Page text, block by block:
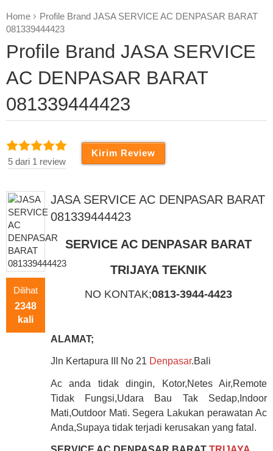
Home
Profile Brand JASA SERVICE AC DENPASAR BARAT
081339444423
Profile Brand JASA SERVICE
AC DENPASAR BARAT
081339444423
5 dari 1 review
Dilihat
2348
kali
JASA SERVICE AC DENPASAR BARAT
081339444423
SERVICE AC DENPASAR BARAT
TRIJAYA TEKNIK
NO KONTAK;0813-3944-4423
ALAMAT;
Jln Kertapura III No 21 Denpasar.Bali
Ac anda tidak dingin, Kotor,Netes Air,Remote
Tidak Fungsi,Udara Bau Tak Sedap,Indoor
Mati,Outdoor Mati. Segera Lakukan perawatan Ac
Anda,Supaya tidak terjadi kerusakan yang fatal.